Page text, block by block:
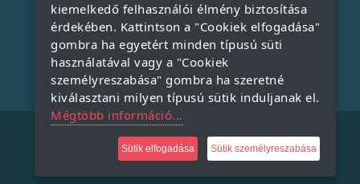
Miért indítjuk el a Szatmári Termék projektet?
Miért vásároljunk helyi terméket?
A Szatmári Termék védjegy rendszer
Copyright © 2021, All Rights Reserved.
kiemelkedő felhasználói élmény biztosítása
érdekében. Kattintson a "Cookiek elfogadása"
gombra ha egyetért minden típusú süti
használatával vagy a "Cookiek
személyreszabása" gombra ha szeretné
kiválasztani milyen típusú sütik induljanak el.
Mégtöbb információ...
Sütik elfogadása Sütik személyreszabása